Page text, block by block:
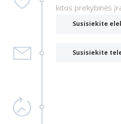
kitos prekybinės
Susisiekite
Susisiekite